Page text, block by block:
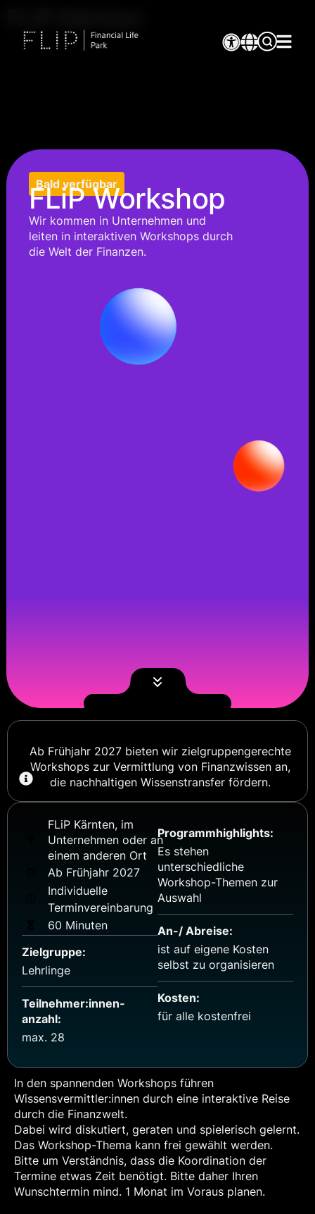
Bald verfügbar
FLiP Workshop
Wir kommen in Unternehmen und
leiten in interaktiven Workshops durch
die Welt der Finanzen.
Ab Frühjahr 2027 bieten wir zielgruppengerechte
Workshops zur Vermittlung von Finanzwissen an,
die nachhaltigen Wissenstransfer fördern.
FLiP Kärnten, im
Unternehmen oder an
einem anderen Ort
Ab Frühjahr 2027
Individuelle
Terminvereinbarung
60 Minuten
Zielgruppe:
Lehrlinge
Teilnehmer:innen­
anzahl:
max. 28
Programmhighlights:
Es stehen
unterschiedliche
Workshop-Themen zur
Auswahl
An-/ Abreise:
ist auf eigene Kosten
selbst zu organisieren
Kosten:
für alle kostenfrei
In den spannenden Workshops führen
Wissensvermittler:innen durch eine interaktive Reise
durch die Finanzwelt.
Dabei wird diskutiert, geraten und spielerisch gelernt.
Das Workshop-Thema kann frei gewählt werden.
Bitte um Verständnis, dass die Koordination der
Termine etwas Zeit benötigt. Bitte daher Ihren
Wunschtermin mind. 1 Monat im Voraus planen.